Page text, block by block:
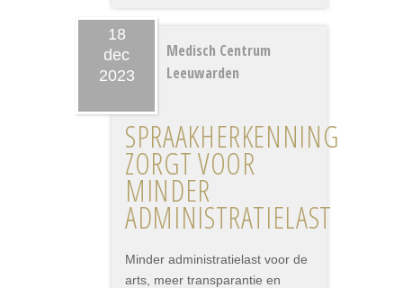
18
dec
2023
Medisch Centrum
Leeuwarden
SPRAAKHERKENNING
ZORGT VOOR
MINDER
ADMINISTRATIELAST
Minder administratielast voor de
arts, meer transparantie en